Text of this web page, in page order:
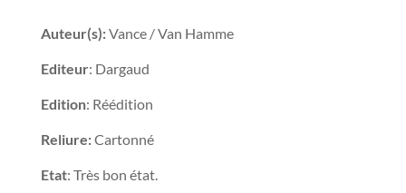
Auteur(s):Vance / Van Hamme
Editeur: Dargaud
Edition: Réédition
Reliure:Cartonné
Etat: Très bon état.